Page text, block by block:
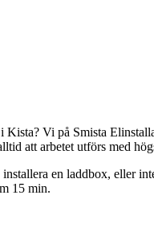
Vi på Smista
att arbetet utförs med
en laddbox, eller
15 min.